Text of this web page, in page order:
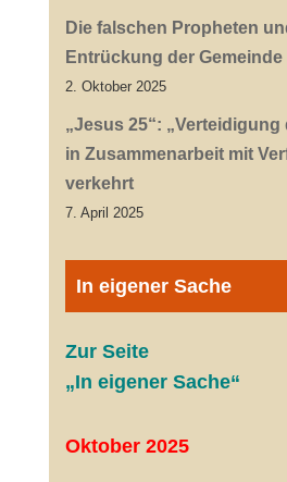
Die falschen Propheten
Entrückung der Gemeinde
2. Oktober 2025
„Jesus 25“: „Verteidigung
in Zusammenarbeit mit
verkehrt
7. April 2025
In eigener Sache
Zur Seite
„In eigener Sache“
Oktober 2025